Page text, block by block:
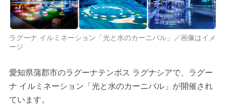
ラグーナ イルミネーション「光と水のカーニバル」／画像はイメ
ージ
愛知県蒲郡市のラグーナテンボス ラグナシアで、ラグー
ナ イルミネーション「光と水のカーニバル」が開催され
ています。